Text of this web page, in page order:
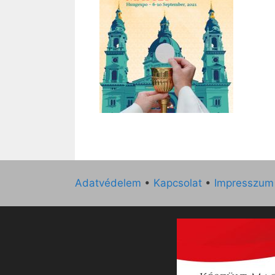
Adatvédelem • Kapcsolat • Impresszum